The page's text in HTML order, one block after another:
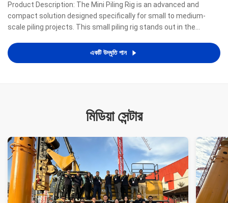
Product Description: The Mini Piling Rig is an advanced and
compact solution designed specifically for small to medium-
scale piling projects. This small piling rig stands out in the
power, efficiency, and portability, making it an ideal ...
একটি উদ্ধৃতি পান
মিডিয়া সেন্টার